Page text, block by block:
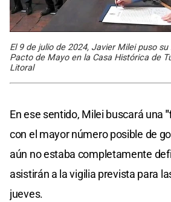
El 9 de julio de 2024, Javier Milei puso
Pacto de Mayo en la Casa Histórica de
Litoral
En ese sentido, Milei buscará una
con el mayor número posible de
aún no estaba completamente
asistirán a la vigilia prevista para
jueves.